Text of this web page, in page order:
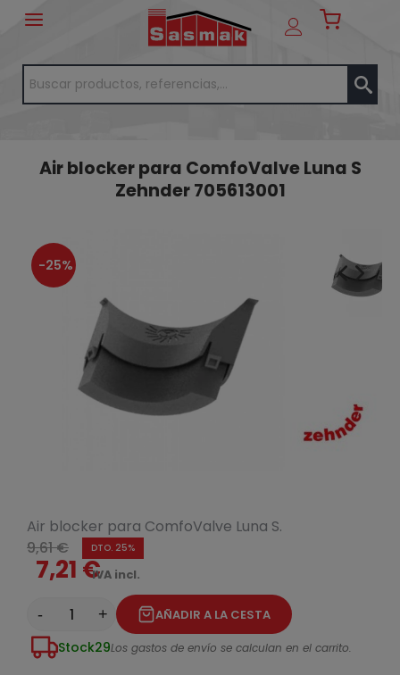
Air blocker para ComfoValve Luna S
Zehnder 705613001
-25%
Air blocker para ComfoValve Luna S.
9,61 €
DTO. 25%
7,21 €IVA incl.
- + AÑADIR A LA CESTA
Stock29Los gastos de envío se calculan en el carrito.